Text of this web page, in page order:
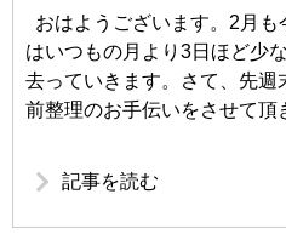
おはようございます。2月も
はいつもの月より3日ほど少
去っていきます。さて、先週
前整理のお手伝いをさせて頂
記事を読む